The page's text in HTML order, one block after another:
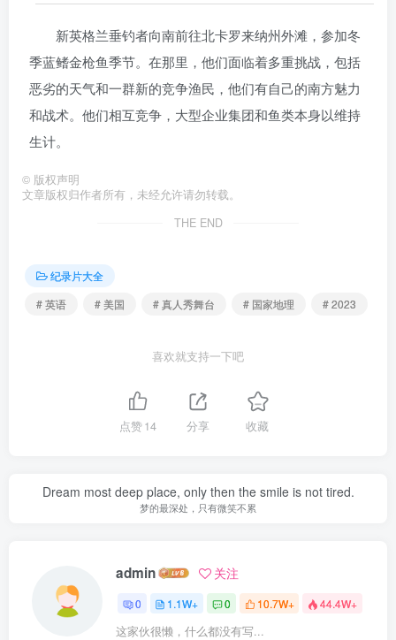
新英格兰垂钓者向南前往北卡罗来纳州外滩，参加冬
季蓝鳍金枪鱼季节。在那里，他们面临着多重挑战，包括
恶劣的天气和一群新的竞争渔民，他们有自己的南方魅力
和战术。他们相互竞争，大型企业集团和鱼类本身以维持
生计。
© 版权声明
文章版权归作者所有，未经允许请勿转载。
THE END
纪录片大全
# 英语
# 美国 # 真人秀舞台 # 国家地理 # 2023
喜欢就支持一下吧
点赞14 分享 收藏
Dream most deep place, only then the smile is not tired.
梦的最深处，只有微笑不累
admin 关注
0 1.1W+ 0 10.7W+ 44.4W+
这家伙很懒，什么都没有写...